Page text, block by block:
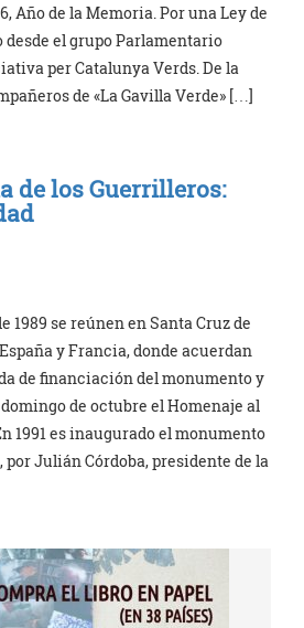
Año de la Memoria. Por una Ley de
el grupo Parlamentario
per Catalunya Verds. De la
de «La Gavilla Verde» […]
de los Guerrilleros:
1989 se reúnen en Santa Cruz de
y Francia, donde acuerdan
de financiación del monumento y
de octubre el Homenaje al
1991 es inaugurado el monumento
Julián Córdoba, presidente de la